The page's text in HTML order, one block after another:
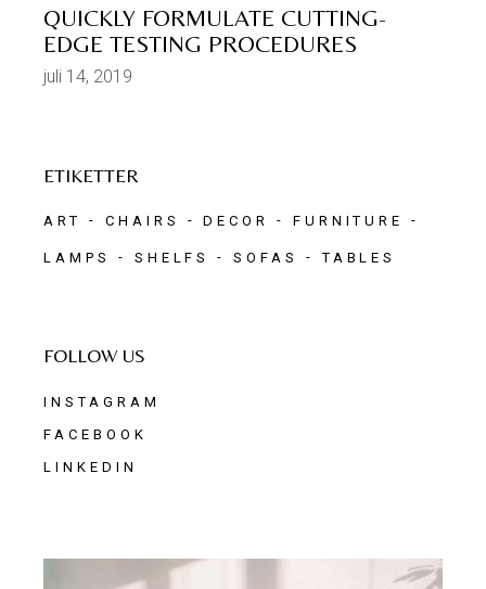
QUICKLY FORMULATE CUTTING-
EDGE TESTING PROCEDURES
juli 14, 2019
ETIKETTER
ART CHAIRS DECOR FURNITURE
LAMPS SHELFS SOFAS TABLES
FOLLOW US
INSTAGRAM
FACEBOOK
LINKEDIN